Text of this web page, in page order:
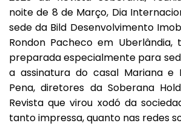
noite de 8 de Março, Dia
sede da Bild Desenvolvimento
Rondon Pacheco em
preparada especialmente para
a assinatura do casal Mariana e
Pena, diretores da Soberana
Revista que virou xodó da
tanto impressa, quanto nas redes